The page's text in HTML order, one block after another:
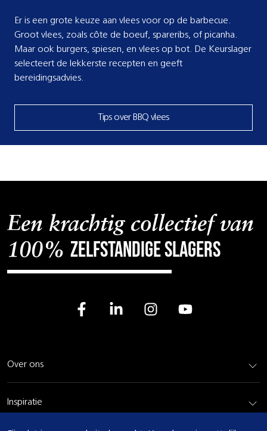
Er is een grote keuze aan vlees voor op de barbecue.
Groot vlees, zoals côte de boeuf, spareribs, of picanha.
Maar ook burgers, spiesen, en vlees op bot. De Keurslager
selecteert de lekkerste recepten en geeft
bereidingsadvies.
Tips over BBQ vlees
Een krachtig collectief van
100% zelfstandige slagers
Over ons
Inspiratie